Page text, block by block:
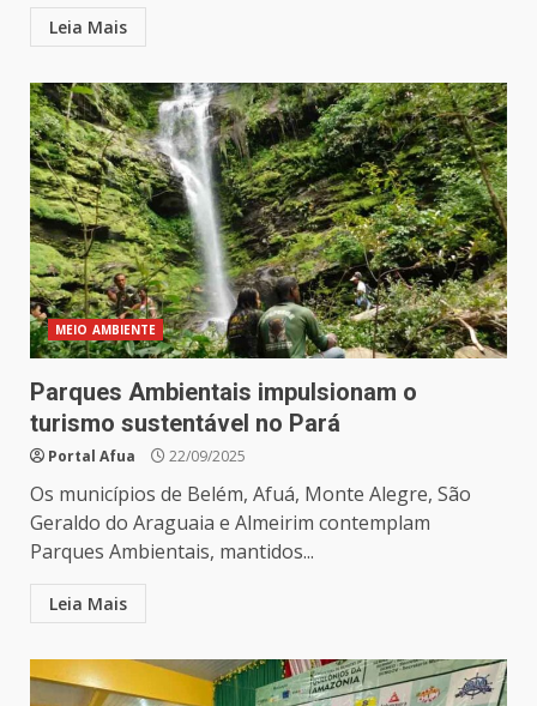
Leia Mais
MEIO AMBIENTE
Parques Ambientais impulsionam o
turismo sustentável no Pará
Portal Afua 22/09/2025
Os municípios de Belém, Afuá, Monte Alegre, São
Geraldo do Araguaia e Almeirim contemplam
Parques Ambientais, mantidos...
Leia Mais